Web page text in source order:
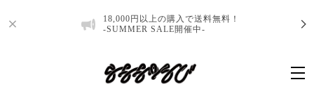
18,000円以上の購入で送料無料！
-SUMMER SALE開催中-